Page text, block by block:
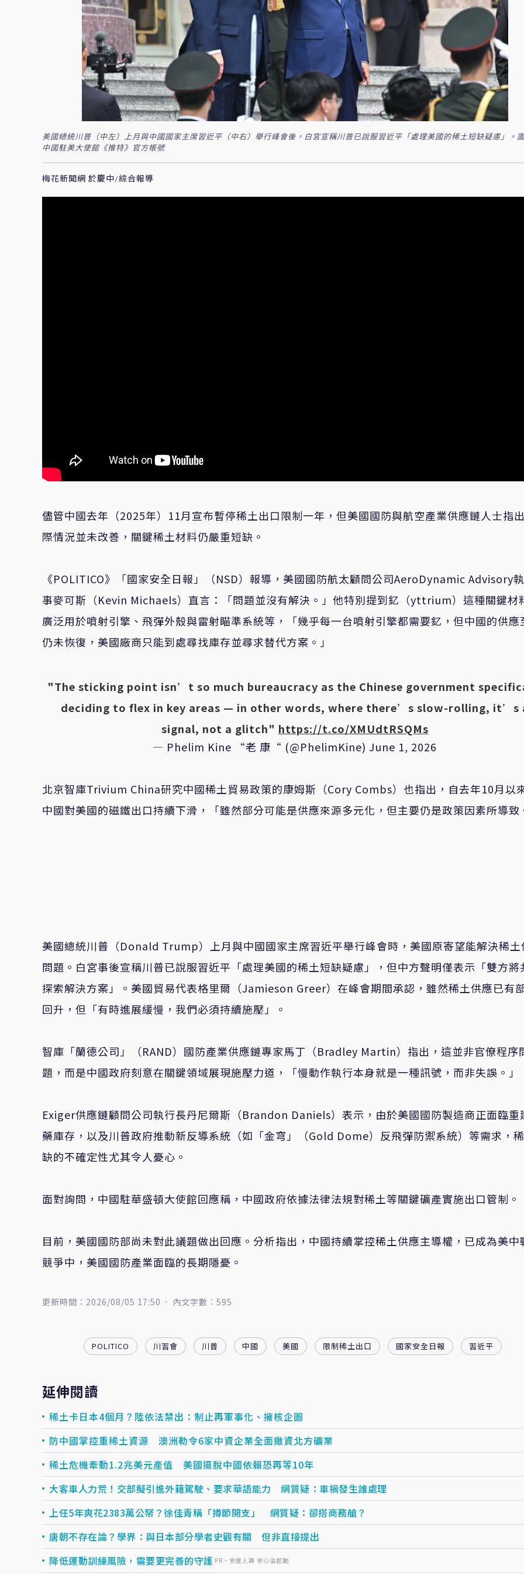
美國總統川普（中左）上月與中國國家主席習近平（中右）舉行峰會後，白宮宣稱川普已說服習近平「處理美國的稀土短缺疑慮」。
中國駐美大使館《推特》官方帳號
梅花新聞網 於慶中/綜合報導
儘管中國去年（2025年）11月宣布暫停稀土出口限制一年，但美國國防與航空產業供應鏈人士指
際情況並未改善，關鍵稀土材料仍嚴重短缺。
《POLITICO》「國家安全日報」（NSD）報導，美國國防航太顧問公司AeroDynamic Advisory
事麥可斯（Kevin Michaels）直言：「問題並沒有解決。」他特別提到釔（yttrium）這種關鍵材
廣泛用於噴射引擎、飛彈外殼與雷射瞄準系統等，「幾乎每一台噴射引擎都需要釔，但中國的供應
仍未恢復，美國廠商只能到處尋找庫存並尋求替代方案。」
"The sticking point isn’t so much bureaucracy as the Chinese government
deciding to flex in key areas — in other words, where there’s slow-rolling, it’s
signal, not a glitch" https://t.co/XMUdtRSQMs
— Phelim Kine “老 康“ (@PhelimKine) June 1, 2026
北京智庫Trivium China研究中國稀土貿易政策的康姆斯（Cory Combs）也指出，自去年10月以
中國對美國的磁鐵出口持續下滑，「雖然部分可能是供應來源多元化，但主要仍是政策因素所導致
美國總統川普（Donald Trump）上月與中國國家主席習近平舉行峰會時，美國原寄望能解決稀土
問題。白宮事後宣稱川普已說服習近平「處理美國的稀土短缺疑慮」，但中方聲明僅表示「雙方將
探索解決方案」。美國貿易代表格里爾（Jamieson Greer）在峰會期間承認，雖然稀土供應已有
回升，但「有時進展緩慢，我們必須持續施壓」。
智庫「蘭德公司」（RAND）國防產業供應鏈專家馬丁（Bradley Martin）指出，這並非官僚程序
題，而是中國政府刻意在關鍵領域展現施壓力道，「慢動作執行本身就是一種訊號，而非失誤。」
Exiger供應鏈顧問公司執行長丹尼爾斯（Brandon Daniels）表示，由於美國國防製造商正面臨重
藥庫存，以及川普政府推動新反導系統（如「金穹」（Gold Dome）反飛彈防禦系統）等需求，
缺的不確定性尤其令人憂心。
面對詢問，中國駐華盛頓大使館回應稱，中國政府依據法律法規對稀土等關鍵礦產實施出口管制。
目前，美國國防部尚未對此議題做出回應。分析指出，中國持續掌控稀土供應主導權，已成為美中
競爭中，美國國防產業面臨的長期隱憂。
更新時間：2026/08/05 17:50 內文字數：595
POLITICO 川習會 川普 中國 美國 限制稀土出口 國家安全日報 習近平
延伸閱讀
稀土卡日本4個月？陸依法禁出：制止再軍事化、擁核企圖
防中國掌控重稀土資源 澳洲勒令6家中資企業全面撤資北方礦業
稀土危機牽動1.2兆美元產值 美國擺脫中國依賴恐再等10年
大客車人力荒！交部擬引進外籍駕駛、要求華語能力 網質疑：車禍發生誰處理
上任5年爽花2383萬公帑？徐佳青稱「撙節開支」 網質疑：卻搭商務艙？
唐朝不存在論？學界：與日本部分學者史觀有關 但非直接提出
降低運動訓練風險，需要更完善的守護 PR・安達人壽 安心溢起動